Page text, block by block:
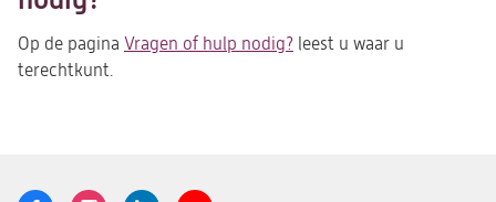
Op de pagina Vragen of hulp nodig? leest u waar u
terechtkunt.